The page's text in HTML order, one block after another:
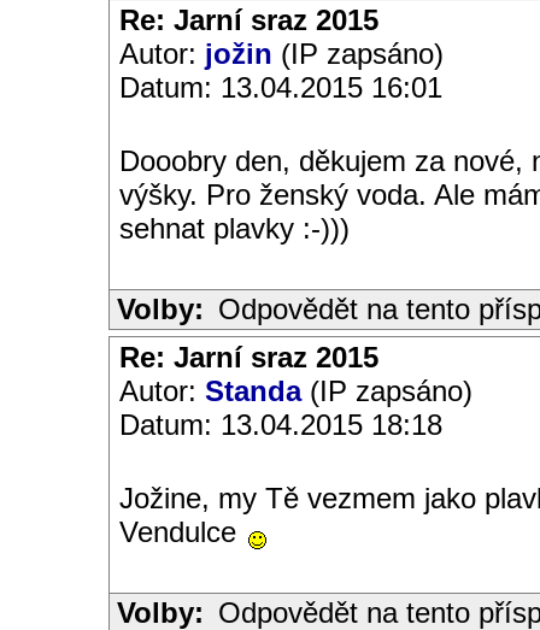
Re: Jarní sraz 2015
Autor: jožin (IP zapsáno)
Datum: 13.04.2015 16:01
Dooobry den, děkujem za
výšky. Pro ženský voda. Ale
sehnat plavky :-)))
Volby: Odpovědět na tento
Re: Jarní sraz 2015
Autor: Standa(IP zapsáno)
Datum: 13.04.2015 18:18
Jožine, my Tě vezmem jako
Vendulce
Volby: Odpovědět na tento